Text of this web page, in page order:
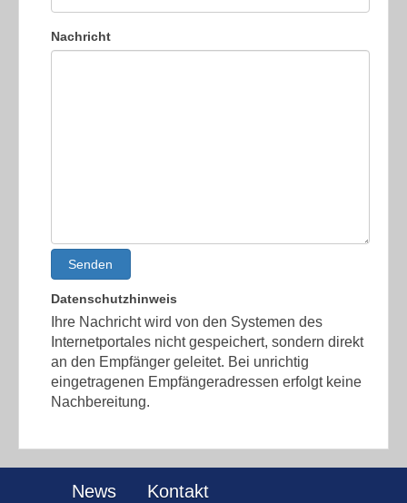
Nachricht
Senden
Datenschutzhinweis
Ihre Nachricht wird von den Systemen des
Internetportales nicht gespeichert, sondern direkt
an den Empfänger geleitet. Bei unrichtig
eingetragenen Empfängeradressen erfolgt keine
Nachbereitung.
News
Kontakt